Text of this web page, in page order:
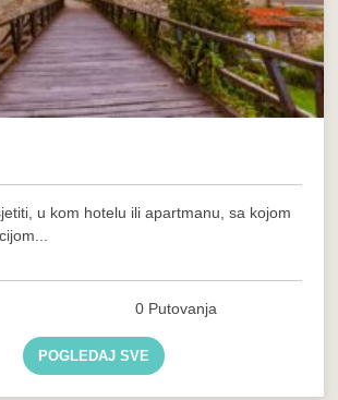
u kom hotelu ili apartmanu, sa kojom
0 Putovanja
POGLEDAJ SVE